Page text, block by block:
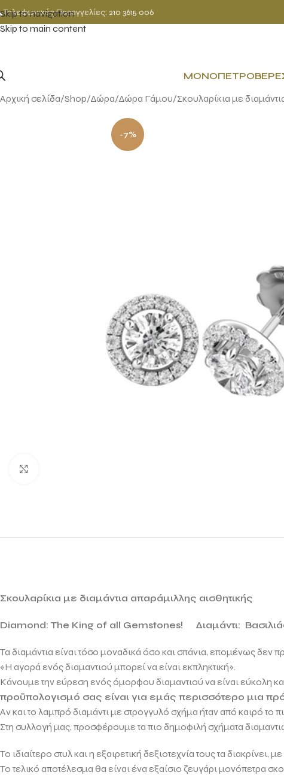
Skip to navigation
Skip to main content
Τηλεφωνικές Παραγγελίες: 210 3615 006
ΜΟΝΌΠΕΤΡΟ
Αρχική σελίδα Shop Δώρα Δώρα Γάμου Σκουλαρίκια με
-7%
Σκουλαρίκια με διαμάντια απαράμιλλης αισθητικής
Diamond: The King of all Gemstones! Διαμάντι:
Τα διαμάντια είναι τόσο μοναδικά όσο και σπάνια, επομένως δεν
«Η αγορά ενός διαμαντιού μπορεί να είναι εκπληκτική».
Κάνουμε την εύρεση ενός όμορφου διαμαντιού να είναι εύκολη
προϋπολογισμό σας είναι για εμάς περισσότερο μια
Αν και το λαμπρό διαμάντι με στρογγυλό σχήμα ήταν από καιρό το
Στη συλλογή μας, προσφέρουμε τα πιο δημοφιλή σχήματα
Το ιδιαίτερο στυλ και η εξαιρετική δεξιοτεχνία τους τα
Το τελικό αποτέλεσμα θα είναι ένα εξαίσιο ζευγάρι μονόπετρα